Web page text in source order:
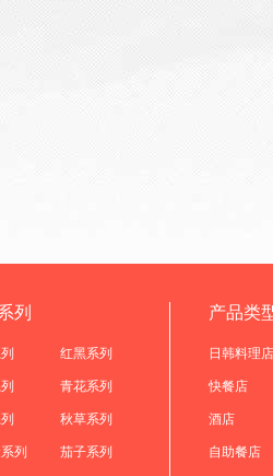
列
红黑系列
青花系列
秋草系列
列 茄子系列
产品类
日韩料理店
快餐店
酒店
自助餐店